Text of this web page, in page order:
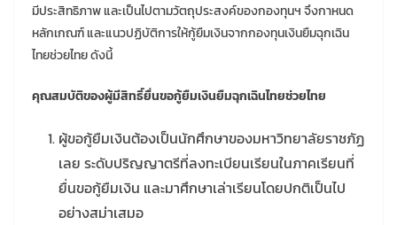
มีประสิทธิภาพ และเป็นไปตามวัตถุประสงค์ของกองทุนฯ จึงกาหนด
หลักเกณฑ์ และแนวปฏิบัติการให้กู้ยืมเงินจากกองทุนเงินยืมฉุกเฉิน
ไทยช่วยไทย ดังนี้
คุณสมบัติของผู้มีสิทธิ์ยื่นขอกู้ยืมเงินยืมฉุกเฉินไทยช่วยไทย
ผู้ขอกู้ยืมเงินต้องเป็นนักศึกษาของมหาวิทยาลัยราชภัฏ
เลย ระดับปริญญาตรีที่ลงทะเบียนเรียนในภาคเรียนที่
ยื่นขอกู้ยืมเงิน และมาศึกษาเล่าเรียนโดยปกติเป็นไป
อย่างสม่าเสมอ